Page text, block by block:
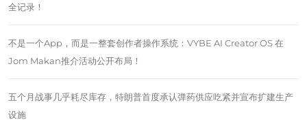
全记录！
不是一个App，而是一整套创作者操作系统：VYBE AI Creator OS 在
Jom Makan推介活动公开布局！
五个月战事几乎耗尽库存，特朗普首度承认弹药供应吃紧并宣布扩建生产
设施